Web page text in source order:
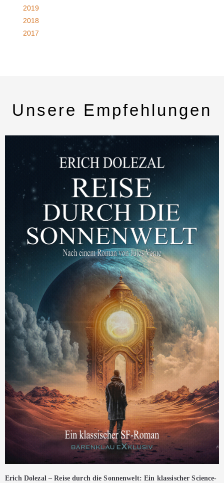
2019
2018
2017
Unsere Empfehlungen
Erich Dolezal – Reise durch die Sonnenwelt: Ein klassischer Science-